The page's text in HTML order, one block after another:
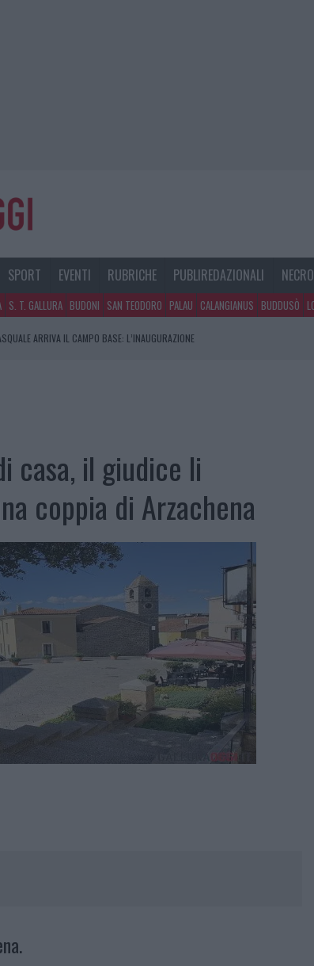
SPORT EVENTI RUBRICHE PUBLIREDAZIONALI
S. T. GALLURA BUDONI SAN TEODORO PALAU CALANGIANUS BUDDUSÒ
ARRIVA IL CAMPO BASE: L’INAUGURAZIONE
PALAU: GRANDE PARTECIPAZIONE PER IL SUO RACCONTO
AVANZATA IN EUROPA: CLASSIFICA DEI 5 CENTRI DI RIFERIMENTO
casa, il giudice li
coppia di Arzachena